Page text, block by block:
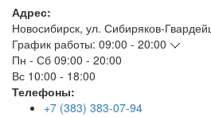
Адрес:
Новосибирск, ул. Сибиряков-
График работы: 09:00 - 20:00
Пн - Сб 09:00 - 20:00
Вс 10:00 - 18:00
Телефоны:
+7 (383) 383-07-94